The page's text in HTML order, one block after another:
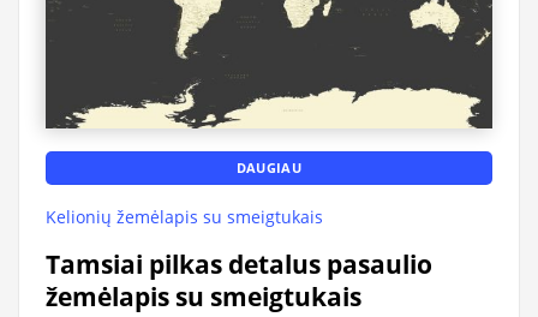
DAUGIAU
Kelionių žemėlapis su smeigtukais
Tamsiai pilkas detalus pasaulio
žemėlapis su smeigtukais